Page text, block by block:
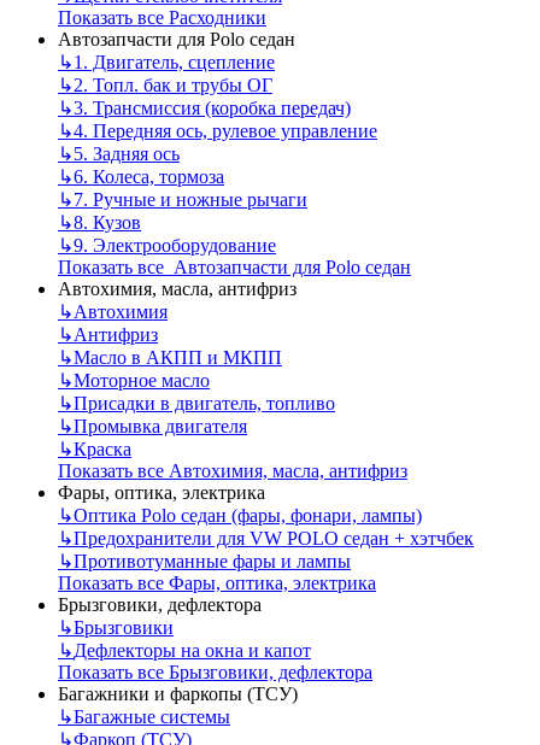
Показать все Расходники
Автозапчасти для Polo седан
↳1. Двигатель, сцепление
↳2. Топл. бак и трубы ОГ
↳3. Трансмиссия (коробка передач)
↳4. Передняя ось, рулевое управление
↳5. Задняя ось
↳6. Колеса, тормоза
↳7. Ручные и ножные рычаги
↳8. Кузов
↳9. Электрооборудование
Показать все Автозапчасти для Polo седан
Автохимия, масла, антифриз
↳Автохимия
↳Антифриз
↳Масло в АКПП и МКПП
↳Моторное масло
↳Присадки в двигатель, топливо
↳Промывка двигателя
↳Краска
Показать все Автохимия, масла, антифриз
Фары, оптика, электрика
↳Оптика Polo седан (фары, фонари, лампы)
↳Предохранители для VW POLO седан + хэтчбек
↳Противотуманные фары и лампы
Показать все Фары, оптика, электрика
Брызговики, дефлектора
↳Брызговики
↳Дефлекторы на окна и капот
Показать все Брызговики, дефлектора
Багажники и фаркопы (ТСУ)
↳Багажные системы
↳Фаркоп (ТСУ)